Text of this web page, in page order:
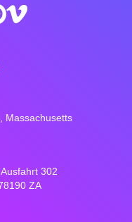
Massachusetts
302
ZA